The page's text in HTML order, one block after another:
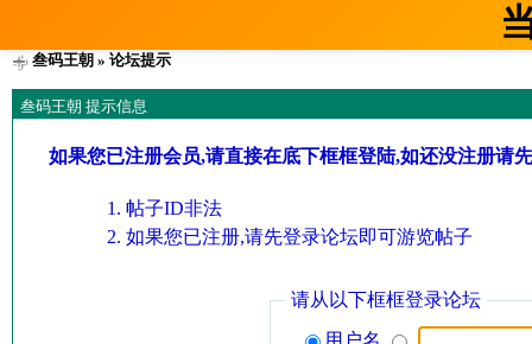
叁码王朝 » 论坛提示
叁码王朝 提示信息
如果您已注册会员,请直接在底下框框登陆,如还没注册请
帖子ID非法
如果您已注册,请先登录论坛即可游览帖子
请从以下框框登录论坛
用户名